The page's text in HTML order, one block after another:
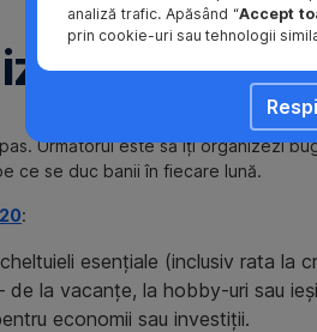
bugetul
Următorul este să îți organizezi
ce se duc banii în fiecare lună.
:
esențiale (inclusiv rata la
la vacanțe, la hobby-uri sau
economii sau investiții.
analiză trafic. Apăsând “Accept
prin cookie-uri sau tehnologii